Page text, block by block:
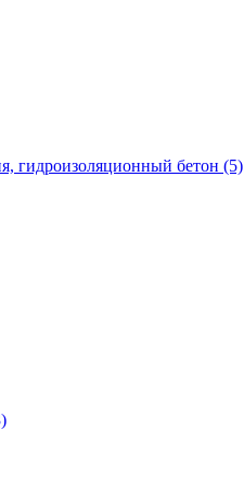
гидроизоляционный бетон (5)